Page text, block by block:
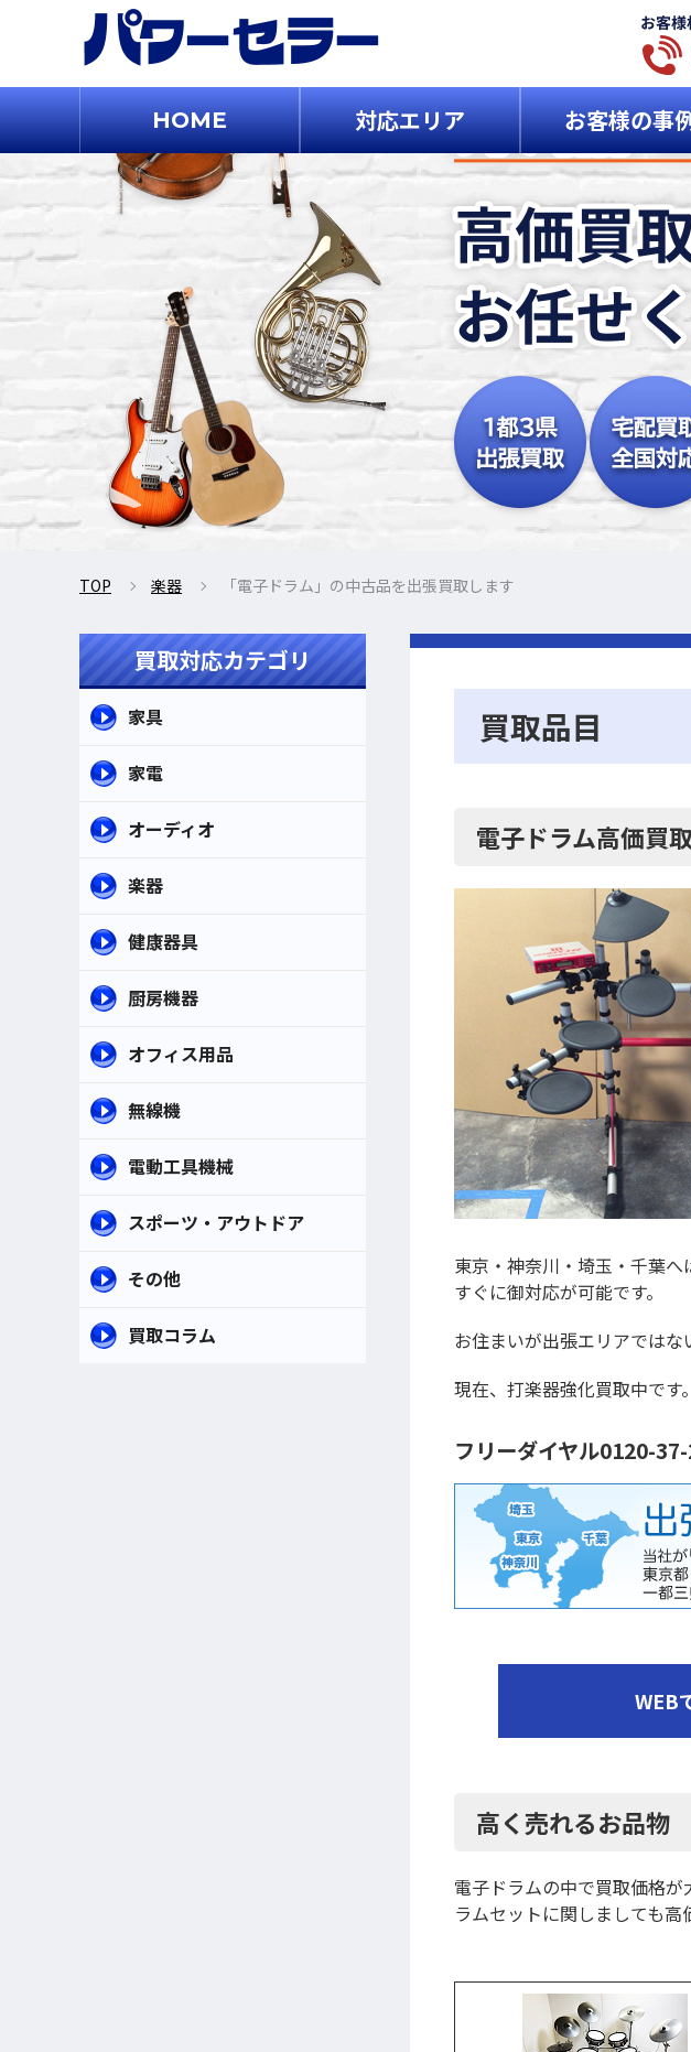
HOME 対応エリア お客様の事
TOP 楽器 「電子ドラム」の中古品を出張買取します
買取品目
電子ドラム高価買
東京・神奈川・埼玉・千葉
すぐに御対応が可能です。
お住まいが出張エリアではな
現在、打楽器強化買取中です
フリーダイヤル0120-
WEB
高く売れるお品物
電子ドラムの中で買取価格
ラムセットに関しましても高
買取対応カテゴリ
家具
家電
オーディオ
楽器
健康器具
厨房機器
オフィス用品
無線機
電動工具機械
スポーツ・アウトドア
その他
買取コラム